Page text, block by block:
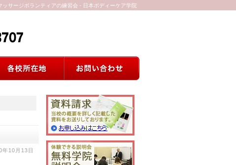
ッサージボランティアの練習会 - 日本ボディーケア学院
年10月13日